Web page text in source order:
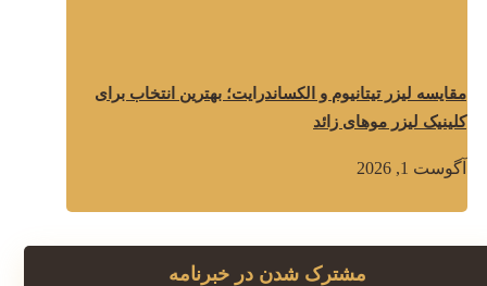
مقایسه لیزر تیتانیوم و الکساندرایت؛ بهترین انتخاب برای
کلینیک لیزر موهای زائد
آگوست 1, 2026
مشترک شدن در خبرنامه